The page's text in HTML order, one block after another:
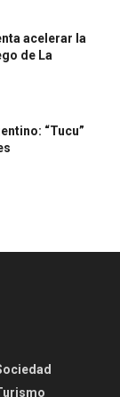
acelerar la
de La
“Tucu”